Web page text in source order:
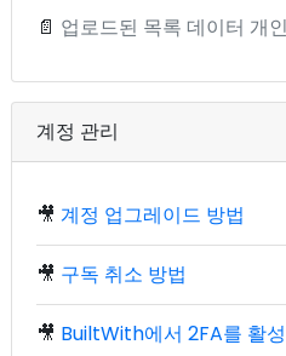
📄 업로드된 목록 데이터 개
계정 관리
🎥 계정 업그레이드 방법
🎥 구독 취소 방법
🎥 BuiltWith에서 2FA를 활